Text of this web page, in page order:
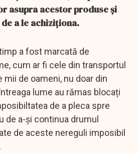
asupra acestor produse și
a le achiziționa.
a fost marcată de
cum ar fi cele din transportul
mii de oameni, nu doar din
lume au rămas blocați
de a pleca spre
de a-și continua drumul
de aceste nereguli imposibil